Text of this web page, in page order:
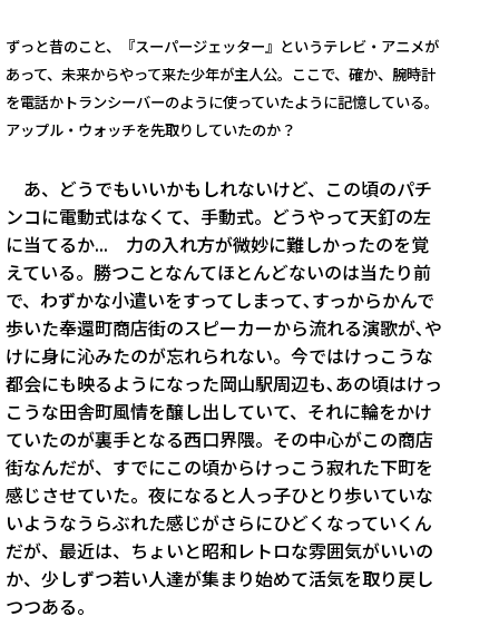
ずっと昔のこと、『スーパージェッター』というテレビ・アニメが
あって、未来からやって来た少年が主人公。ここで、確か、腕時計
を電話かトランシーバーのように使っていたように記憶している。
アップル・ウォッチを先取りしていたのか？
あ、どうでもいいかもしれないけど、この頃のパチ
ンコに電動式はなくて、手動式。どうやって天釘の左
に当てるか... 力の入れ方が微妙に難しかったのを覚
えている。勝つことなんてほとんどないのは当たり前
で、わずかな小遣いをすってしまって､すっからかんで
歩いた奉還町商店街のスピーカーから流れる演歌が､や
けに身に沁みたのが忘れられない。今ではけっこうな
都会にも映るようになった岡山駅周辺も､あの頃はけっ
こうな田舎町風情を醸し出していて、それに輪をかけ
ていたのが裏手となる西口界隈。その中心がこの商店
街なんだが、すでにこの頃からけっこう寂れた下町を
感じさせていた。夜になると人っ子ひとり歩いていな
いようなうらぶれた感じがさらにひどくなっていくん
だが、最近は、ちょいと昭和レトロな雰囲気がいいの
か、少しずつ若い人達が集まり始めて活気を取り戻し
つつある。